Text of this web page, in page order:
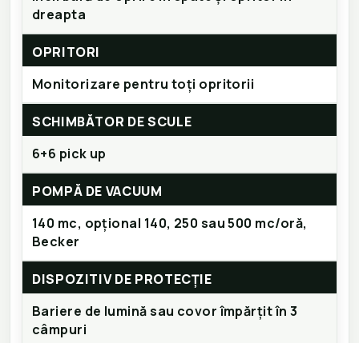
dreapta
OPRITORI
Monitorizare pentru toți opritorii
SCHIMBĂTOR DE SCULE
6+6 pick up
POMPĂ DE VACUUM
140 mc, opțional 140, 250 sau 500 mc/oră,
Becker
DISPOZITIV DE PROTECȚIE
Bariere de lumină sau covor împărțit în 3
câmpuri